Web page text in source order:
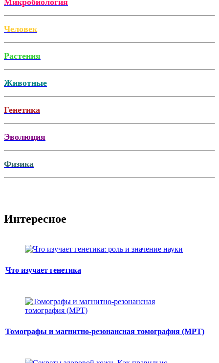
Микробиология
Человек
Растения
Животные
Генетика
Эволюция
Физика
Интересное
Что изучает генетика
Томографы и магнитно-резонансная томография (МРТ)